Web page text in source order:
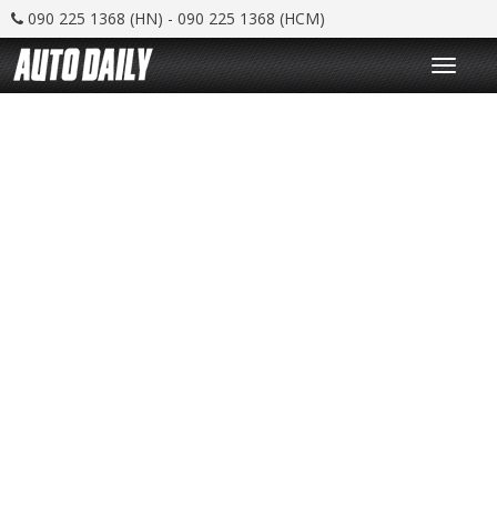
090 225 1368 (HN) - 090 225 1368 (HCM)
T
o
g